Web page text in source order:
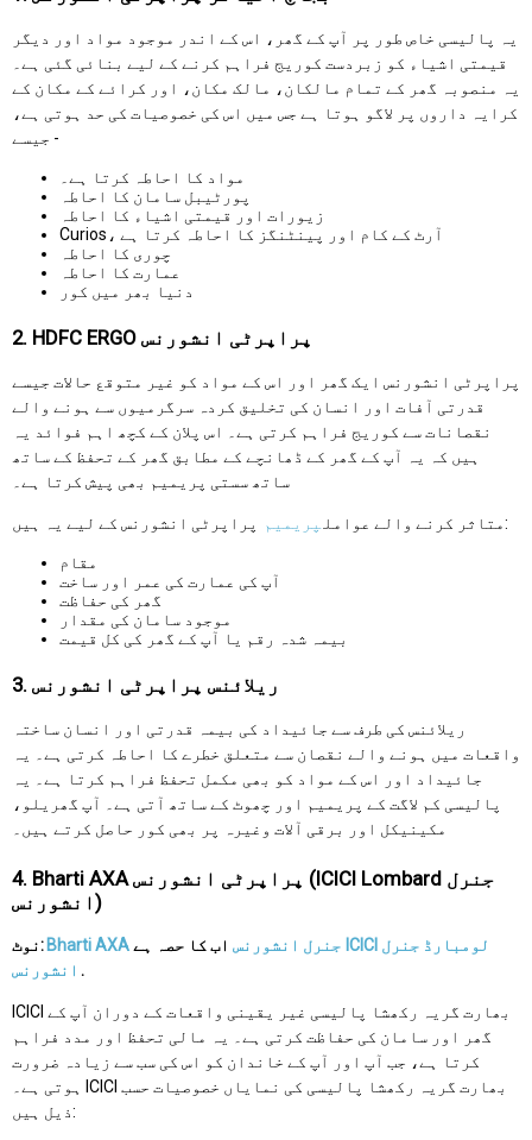
یہ پالیسی خاص طور پر آپ کے گھر، اس کے اندر موجود مواد اور دیگر
قیمتی اشیاء کو زبردست کوریج فراہم کرنے کے لیے بنائی گئی ہے۔
یہ منصوبہ گھر کے تمام مالکان، مالک مکان، اور کرائے کے مکان کے
کرایہ داروں پر لاگو ہوتا ہے جس میں اس کی خصوصیات کی حد ہوتی ہے،
جیسے -
مواد کا احاطہ کرتا ہے۔
پورٹیبل سامان کا احاطہ
زیورات اور قیمتی اشیاء کا احاطہ
Curios، آرٹ کے کام اور پینٹنگز کا احاطہ کرتا ہے
چوری کا احاطہ
عمارت کا احاطہ
دنیا بھر میں کور
2. HDFC ERGO پراپرٹی انشورنس
پراپرٹی انشورنس ایک گھر اور اس کے مواد کو غیر متوقع حالات جیسے
قدرتی آفات اور انسان کی تخلیق کردہ سرگرمیوں سے ہونے والے
نقصانات سے کوریج فراہم کرتی ہے۔ اس پلان کے کچھ اہم فوائد یہ
ہیں کہ یہ آپ کے گھر کے ڈھانچے کے مطابق گھر کے تحفظ کے ساتھ
ساتھ سستی پریمیم بھی پیش کرتا ہے۔
متاثر کرنے والے عوامل پریمیم پراپرٹی انشورنس کے لیے یہ ہیں:
مقام
آپ کی عمارت کی عمر اور ساخت
گھر کی حفاظت
موجود سامان کی مقدار
بیمہ شدہ رقم یا آپ کے گھر کی کل قیمت
3. ریلائنس پراپرٹی انشورنس
ریلائنس کی طرف سے جائیداد کی بیمہ قدرتی اور انسان ساختہ
واقعات میں ہونے والے نقصان سے متعلق خطرے کا احاطہ کرتی ہے۔ یہ
جائیداد اور اس کے مواد کو بھی مکمل تحفظ فراہم کرتا ہے۔ یہ
پالیسی کم لاگت کے پریمیم اور چھوٹ کے ساتھ آتی ہے۔ آپ گھریلو،
مکینیکل اور برقی آلات وغیرہ پر بھی کور حاصل کرتے ہیں۔
4. Bharti AXA پراپرٹی انشورنس (ICICI Lombard جنرل
انشورنس)
نوٹ: Bharti AXA جنرل انشورنس اب کا حصہ ہے
ICICI لومبارڈ جنرل
انشورنس .
ICICI بھارت گریہ رکھشا پالیسی غیر یقینی واقعات کے دوران آپ کے
گھر اور سامان کی حفاظت کرتی ہے۔ یہ مالی تحفظ اور مدد فراہم
کرتا ہے، جب آپ اور آپ کے خاندان کو اس کی سب سے زیادہ ضرورت
ہوتی ہے۔ ICICI بھارت گریہ رکھشا پالیسی کی نمایاں خصوصیات حسب
ذیل ہیں: